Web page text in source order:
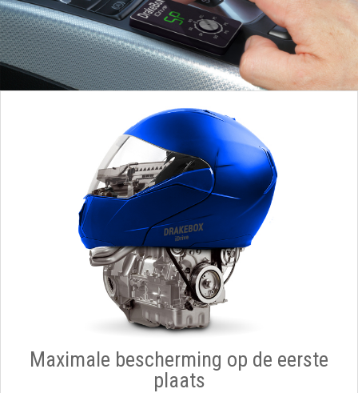
Maximale bescherming op de eerste
plaats